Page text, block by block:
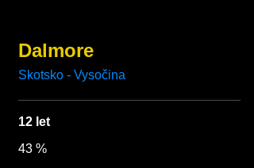
Dalmore
Skotsko - Vysočina
12 let
43 %